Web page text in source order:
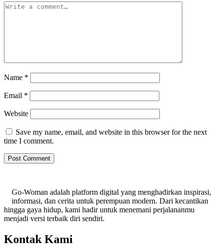
Name *
Email *
Website
Save my name, email, and website in this browser for the next
time I comment.
Go-Woman adalah platform digital yang menghadirkan inspirasi,
informasi, dan cerita untuk perempuan modern. Dari kecantikan
hingga gaya hidup, kami hadir untuk menemani perjalananmu
menjadi versi terbaik diri sendiri.
Kontak Kami